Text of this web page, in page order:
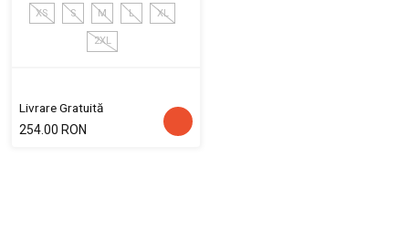
XS S M L XL
2XL
Livrare Gratuită
254.00 RON